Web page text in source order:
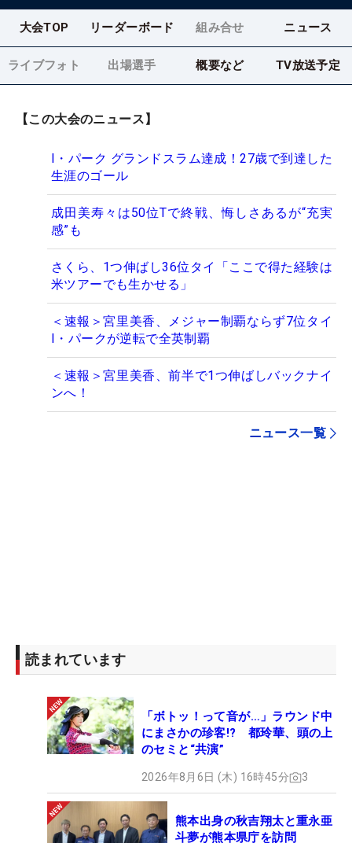
大会TOP リーダーボード 組み合せ ニュース
ライブフォト 出場選手 概要など TV放送予定
【この大会のニュース】
I・パーク グランドスラム達成！27歳で到達した
生涯のゴール
成田美寿々は50位Tで終戦、悔しさあるが“充実
感”も
さくら、1つ伸ばし36位タイ「ここで得た経験は
米ツアーでも生かせる」
＜速報＞宮里美香、メジャー制覇ならず7位タイ
I・パークが逆転で全英制覇
＜速報＞宮里美香、前半で1つ伸ばしバックナイ
ンへ！
ニュース一覧
読まれています
「ボトッ！って音が…」ラウンド中
にまさかの珍客!? 都玲華、頭の上
のセミと“共演”
2026年8月6日 (木) 16時45分 3
熊本出身の秋吉翔太と重永亜
斗夢が熊本県庁を訪問